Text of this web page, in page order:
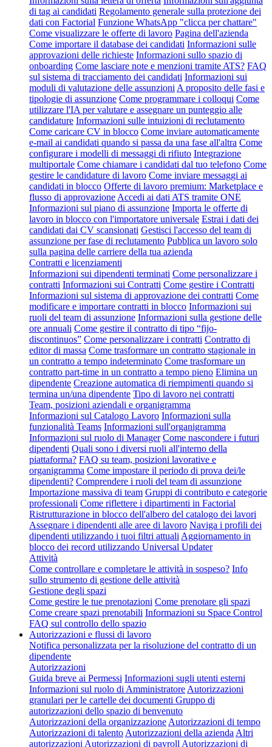
di tag ai candidati Regolamento generale sulla protezione dei
dati con Factorial Funzione WhatsApp "clicca per chattare"
Come visualizzare le offerte di lavoro Pagina dell'azienda
Come importare il database dei candidati Informazioni sulle
approvazioni delle richieste Informazioni sullo spazio di
onboarding Come lasciare note e menzioni tramite ATS? FAQ
sul sistema di tracciamento dei candidati Informazioni sui
moduli di valutazione delle assunzioni A proposito delle fasi e
tipologie di assunzione Come programmare i colloqui Come
utilizzare l'IA per valutare e assegnare un punteggio alle
candidature Informazioni sulle intuizioni di reclutamento
Come caricare CV in blocco Come inviare automaticamente
e-mail ai candidati quando si passa da una fase all'altra Come
configurare i modelli di messaggi di rifiuto Integrazione
multiportale Come chiamare i candidati dal tuo telefono Come
gestire le candidature di lavoro Come inviare messaggi ai
candidati in blocco Offerte di lavoro premium: Marketplace e
flusso di approvazione Accedi ai dati ATS tramite ONE
Informazioni sul piano di assunzione Importa le offerte di
lavoro in blocco con l'importatore universale Estrai i dati dei
candidati dai CV scansionati Gestisci l'accesso del team di
assunzione per fase di reclutamento Pubblica un lavoro solo
sulla pagina delle carriere della tua azienda
Contratti e licenziamenti
Informazioni sui dipendenti terminati Come personalizzare i
contratti Informazioni sui Contratti Come gestire i Contratti
Informazioni sul sistema di approvazione dei contratti Come
modificare e importare contratti in blocco Informazioni sui
ruoli del team di assunzione Informazioni sulla gestione delle
ore annuali Come gestire il contratto di tipo “fijo-
discontinuos” Come personalizzare i contratti Contratto di
editor di massa Come trasformare un contratto stagionale in
un contratto a tempo indeterminato Come trasformare un
contratto part-time in un contratto a tempo pieno Elimina un
dipendente Creazione automatica di riempimenti quando si
termina un/una dipendente Tipo di lavoro nei contratti
Team, posizioni aziendali e organigramma
Informazioni sul Catalogo Lavoro Informazioni sulla
funzionalità Teams Informazioni sull'organigramma
Informazioni sul ruolo di Manager Come nascondere i futuri
dipendenti Quali sono i diversi ruoli all'interno della
piattaforma? FAQ su team, posizioni lavorative e
organigramma Come impostare il periodo di prova dei/le
dipendenti? Comprendere i ruoli del team di assunzione
Importazione massiva di team Gruppi di contributo e categorie
professionali Come riflettere i dipartimenti in Factorial
Ristrutturazione in blocco dell'albero del catalogo dei lavori
Assegnare i dipendenti alle aree di lavoro Naviga i profili dei
dipendenti utilizzando i tuoi filtri attuali Aggiornamento in
blocco dei record utilizzando Universal Updater
Attività
Come controllare e completare le attività in sospeso? Info
sullo strumento di gestione delle attività
Gestione degli spazi
Come gestire le tue prenotazioni Come prenotare gli spazi
Come creare spazi prenotabili Informazioni su Space Control
FAQ sul controllo dello spazio
Autorizzazioni e flussi di lavoro
Notifica personalizzata per la risoluzione del contratto di un
dipendente
Autorizzazioni
Guida breve ai Permessi Informazioni sugli utenti esterni
Informazioni sul ruolo di Amministratore Autorizzazioni
granulari per le cartelle dei documenti Gruppo di
autorizzazioni dello spazio di benvenuto
Autorizzazioni della organizzazione Autorizzazioni di tempo
Autorizzazioni di talento Autorizzazioni della azienda Altri
autorizzazioni Autorizzazioni di payroll Autorizzazioni di